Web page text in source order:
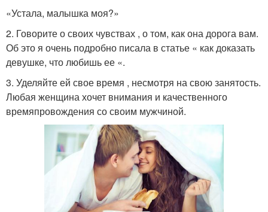
«Устала, малышка моя?»
2. Говорите о своих чувствах , о том, как она дорога вам.
Об это я очень подробно писала в статье « как доказать
девушке, что любишь ее «.
3. Уделяйте ей свое время , несмотря на свою занятость.
Любая женщина хочет внимания и качественного
времяпровождения со своим мужчиной.